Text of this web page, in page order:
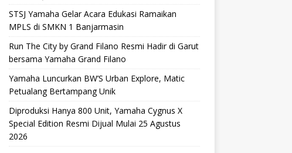
STSJ Yamaha Gelar Acara Edukasi Ramaikan
MPLS di SMKN 1 Banjarmasin
Run The City by Grand Filano Resmi Hadir di Garut
bersama Yamaha Grand Filano
Yamaha Luncurkan BW’S Urban Explore, Matic
Petualang Bertampang Unik
Diproduksi Hanya 800 Unit, Yamaha Cygnus X
Special Edition Resmi Dijual Mulai 25 Agustus
2026